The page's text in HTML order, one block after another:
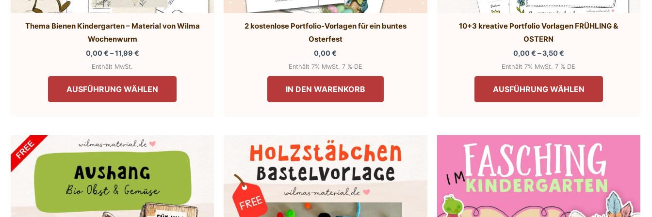
Thema Bienen Kindergarten – Material von Wilma
Wochenwurm
0,00€ –11,99 €Preisspanne:
11,99 €
Enthält MwSt.
AUSFÜHRUNG WÄHLEN
Dieses
auf.
Optionen
auf
2 kostenlose Portfolio-Vorlagen für ein buntes
Osterfest
0,00€
Enthält 7% MwSt. 7 % DE
IN DEN WARENKORB
10+3 kreative Portfolio Vorlagen FRÜHLING &
OSTERN
0,00€ –3,50€Preisspanne:
bis
3,50 €
Enthält 7% MwSt. 7 % DE
AUSFÜHRUNG WÄHLEN
Dieses
Varianten
Die
Optionen
können
auf